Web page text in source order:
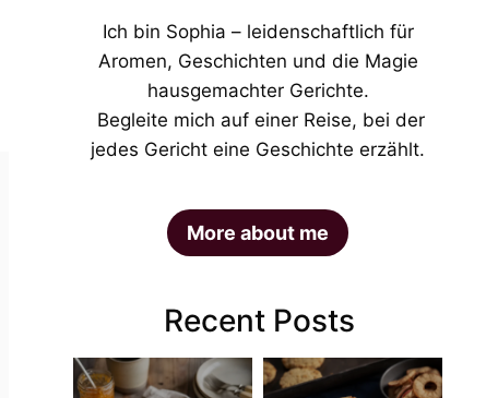
Ich bin Sophia – leidenschaftlich für
Aromen, Geschichten und die Magie
hausgemachter Gerichte.
Begleite mich auf einer Reise, bei der
jedes Gericht eine Geschichte erzählt.
More about me
Recent Posts